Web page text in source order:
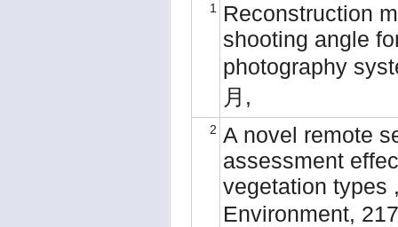
1
Reconstruction
shooting angle
photography
月,
2 A novel remote
assessment
vegetation types
Environment,